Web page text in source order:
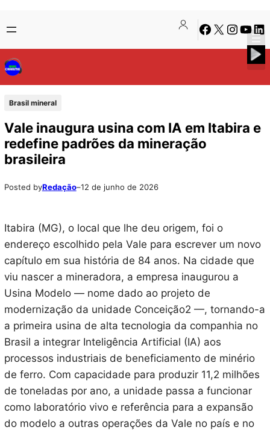
para
o
conteúdo
to
content
Facebook
X Instagram
Brasil mineral
Vale inaugura usina com IA em Itabira e
redefine padrões da mineração
brasileira
Posted byRedação–12 de junho de 2026
Itabira (MG), o local que lhe deu origem, foi o
endereço escolhido pela Vale para escrever um novo
capítulo em sua história de 84 anos. Na cidade que
viu nascer a mineradora, a empresa inaugurou a
Usina Modelo — nome dado ao projeto de
modernização da unidade Conceição2 —, tornando-a
a primeira usina de alta tecnologia da companhia no
Brasil a integrar Inteligência Artificial (IA) aos
processos industriais de beneficiamento de minério
de ferro. Com capacidade para produzir 11,2 milhões
de toneladas por ano, a unidade passa a funcionar
como laboratório vivo e referência para a expansão
do modelo a outras operações da Vale no país e no